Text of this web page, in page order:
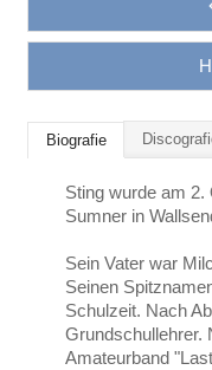
Biografie
Sting wurde am
Sumner in
Sein Vater war
Seinen
Schulzeit. Nach
Grundschullehrer.
Amateurband